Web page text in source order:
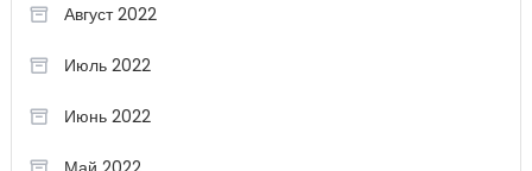
Август 2022
Июль 2022
Июнь 2022